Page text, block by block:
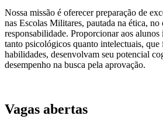
Nossa missão é oferecer preparação de
nas Escolas Militares, pautada na ética,
responsabilidade. Proporcionar aos alunos
tanto psicológicos quanto intelectuais, que
habilidades, desenvolvam seu potencial
desempenho na busca pela aprovação.
Vagas abertas